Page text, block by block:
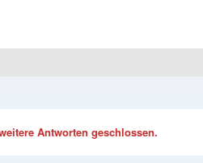
Antworten geschlossen.